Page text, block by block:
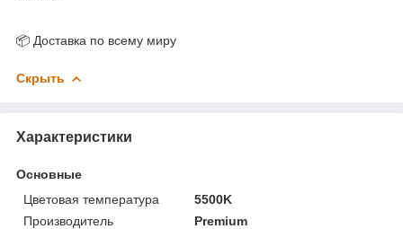
📦 Доставка по всему миру
Скрыть
Характеристики
Основные
Цветовая температура
5500K
Производитель
Premium